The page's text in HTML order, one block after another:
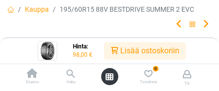
Hinta:
98,00 € Lisää ostoskoriin
Etusivu Haku
0
Toivelista Tili
Kauppa 195/60R15 88V BESTDRIVE SUMMER 2 EVC
195/60R15 88V BESTDRIVE
SUMMER 2 EVC
Huippu-uutuus, made by Continental. Uusi seos, viimeistelty kuvio ja